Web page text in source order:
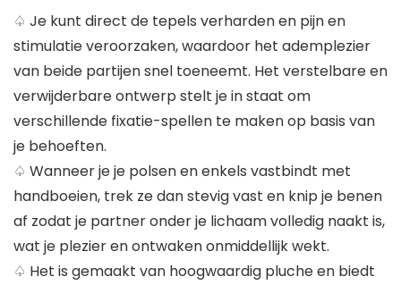
♤ Je kunt direct de tepels verharden en pijn en
stimulatie veroorzaken, waardoor het ademplezier
van beide partijen snel toeneemt. Het verstelbare en
verwijderbare ontwerp stelt je in staat om
verschillende fixatie-spellen te maken op basis van
je behoeften.
♤ Wanneer je je polsen en enkels vastbindt met
handboeien, trek ze dan stevig vast en knip je benen
af ​​zodat je partner onder je lichaam volledig naakt is,
wat je plezier en ontwaken onmiddellijk wekt.
♤ Het is gemaakt van hoogwaardig pluche en biedt